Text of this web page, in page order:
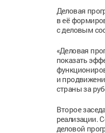
Деловая
в её
с деловым
«Деловая
показать
и
страны за
Второе
реализации.
деловой